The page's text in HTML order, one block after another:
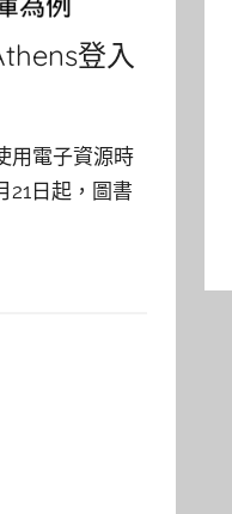
登入
用電子資源時
21日起，圖書
操作路徑可供